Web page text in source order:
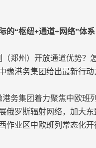
的“枢纽+通道+网络”体系
郑州）开放通道优势？
豫港务集团给出最新行动
务集团着力聚焦中欧班
俄罗斯辐射网络，加大
作业区中欧班列常态化开